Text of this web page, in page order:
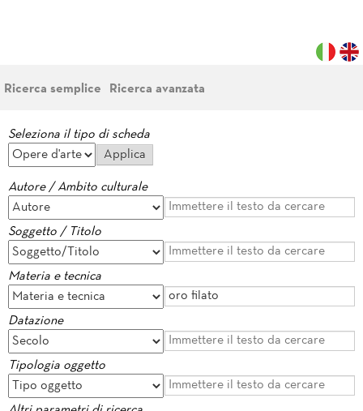
Ricerca semplice Ricerca avanzata
Seleziona il tipo di scheda
Autore / Ambito culturale
Soggetto / Titolo
Materia e tecnica
Datazione
Tipologia oggetto